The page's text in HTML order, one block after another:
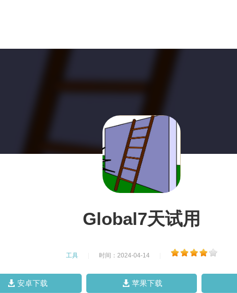
Global7天试用
工具 时间：2024-04-14
安卓下载 苹果下载